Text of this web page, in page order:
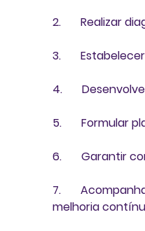
2.       Realizar
3.
4.
5.       Formular
6.       Garantir
7.
melhoria